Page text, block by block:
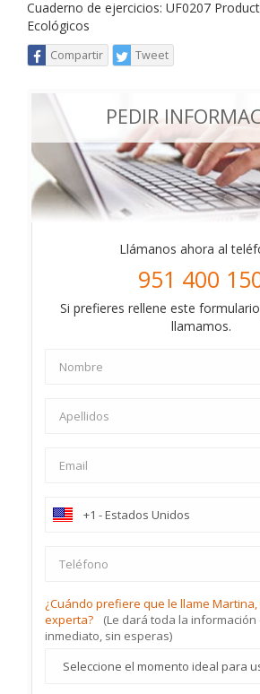
Cuaderno de ejercicios: UF0207
Ecológicos
Compartir Tweet
PEDIR
Llámanos ahora al
951 400
Si prefieres rellene este
llamamos.
¿Cuándo prefiere que le llame
experta?
(Le dará toda la información
inmediato, sin esperas)